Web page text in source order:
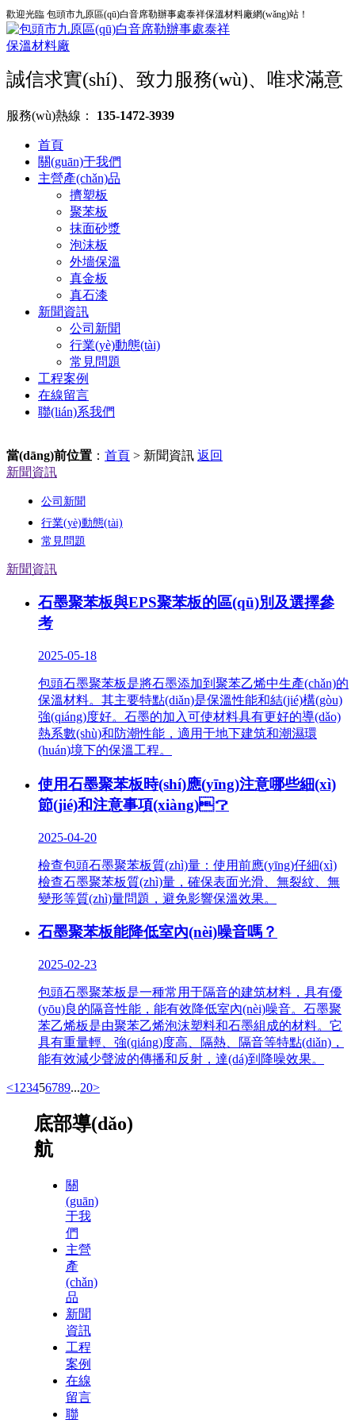
歡迎光臨 包頭市九原區(qū)白音席勒辦事處泰祥保溫材料廠網(wǎng)站！
誠信求實(shí)、致力服務(wù)、唯求滿意
服務(wù)熱線： 135-1472-3939
首頁
關(guān)于我們
主營產(chǎn)品
擠塑板
聚苯板
抹面砂漿
泡沫板
外墻保溫
真金板
真石漆
新聞資訊
公司新聞
行業(yè)動態(tài)
常見問題
工程案例
在線留言
聯(lián)系我們
當(dāng)前位置 ： 首頁 > 新聞資訊 返回
新聞資訊
公司新聞
行業(yè)動態(tài)
常見問題
新聞資訊
石墨聚苯板與EPS聚苯板的區(qū)別及選擇參
考
2025-05-18
包頭石墨聚苯板是將石墨添加到聚苯乙烯中生產(chǎn)的
保溫材料。其主要特點(diǎn)是保溫性能和結(jié)構(gòu)
強(qiáng)度好。石墨的加入可使材料具有更好的導(dǎo)
熱系數(shù)和防潮性能，適用于地下建筑和潮濕環
(huán)境下的保溫工程。
使用石墨聚苯板時(shí)應(yīng)注意哪些細(xì)
節(jié)和注意事項(xiàng)？
2025-04-20
檢查包頭石墨聚苯板質(zhì)量：使用前應(yīng)仔細(xì)
檢查石墨聚苯板質(zhì)量，確保表面光滑、無裂紋、無
變形等質(zhì)量問題，避免影響保溫效果。
石墨聚苯板能降低室內(nèi)噪音嗎？
2025-02-23
包頭石墨聚苯板是一種常用于隔音的建筑材料，具有優
(yōu)良的隔音性能，能有效降低室內(nèi)噪音。石墨聚
苯乙烯板是由聚苯乙烯泡沫塑料和石墨組成的材料。它
具有重量輕、強(qiáng)度高、隔熱、隔音等特點(diǎn)，
能有效減少聲波的傳播和反射，達(dá)到降噪效果。
<1 23456789...20>
底部導(dǎo)
航
關
(guān)
于我
們
主營
產
(chǎn)
品
新聞
資訊
工程
案例
在線
留言
聯